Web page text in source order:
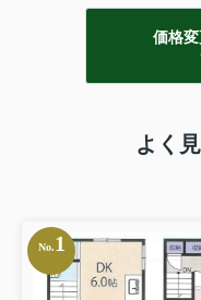
価格
よく
No.1